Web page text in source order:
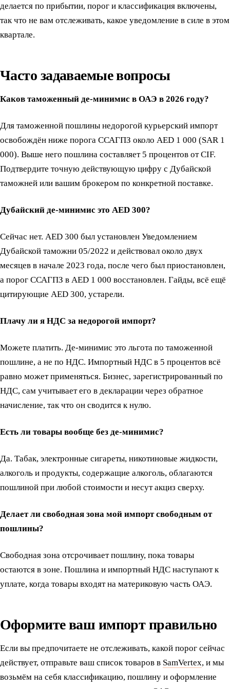
делается по прибытии, порог и классификация включены,
так что не вам отслеживать, какое уведомление в силе в этом
квартале.
Часто задаваемые вопросы
Каков таможенный де-минимис в ОАЭ в 2026 году?
Для таможенной пошлины недорогой курьерский импорт
освобождён ниже порога ССАГПЗ около AED 1 000 (SAR 1
000). Выше него пошлина составляет 5 процентов от CIF.
Подтвердите точную действующую цифру с Дубайской
таможней или вашим брокером по конкретной поставке.
Дубайский де-минимис это AED 300?
Сейчас нет. AED 300 был установлен Уведомлением
Дубайской таможни 05/2022 и действовал около двух
месяцев в начале 2023 года, после чего был приостановлен,
а порог ССАГПЗ в AED 1 000 восстановлен. Гайды, всё ещё
цитирующие AED 300, устарели.
Плачу ли я НДС за недорогой импорт?
Можете платить. Де-минимис это льгота по таможенной
пошлине, а не по НДС. Импортный НДС в 5 процентов всё
равно может применяться. Бизнес, зарегистрированный по
НДС, сам учитывает его в декларации через обратное
начисление, так что он сводится к нулю.
Есть ли товары вообще без де-минимис?
Да. Табак, электронные сигареты, никотиновые жидкости,
алкоголь и продукты, содержащие алкоголь, облагаются
пошлиной при любой стоимости и несут акциз сверху.
Делает ли свободная зона мой импорт свободным от
пошлины?
Свободная зона отсрочивает пошлину, пока товары
остаются в зоне. Пошлина и импортный НДС наступают к
уплате, когда товары входят на материковую часть ОАЭ.
Оформите ваш импорт правильно
Если вы предпочитаете не отслеживать, какой порог сейчас
действует, отправьте ваш список товаров в SamVertex, и мы
возьмём на себя классификацию, пошлину и оформление